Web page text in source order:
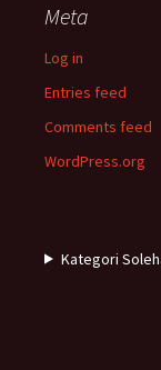
Meta
Log in
Entries feed
Comments feed
WordPress.org
Kategori